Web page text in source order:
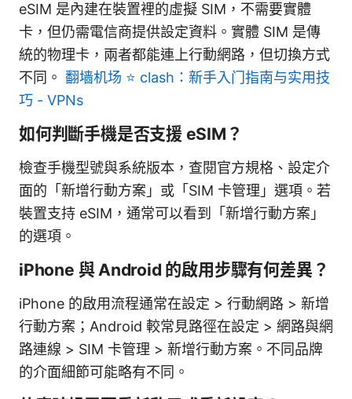
eSIM 是內建在裝置裡的虛擬 SIM，不需要實體
卡，但仍需電信商提供設定資料。實體 SIM 是傳
統的物理卡，兩者都能連上行動網路，但切換方式
不同。 翻墙机场 ⭐ clash：新手入门指南与实用技
巧 - VPNs
如何判斷手機是否支援 eSIM？
檢查手機型號與系統版本，查閱官方規格、設定介
面的「新增行動方案」或「SIM 卡管理」選項。若
裝置支持 eSIM，通常可以看到「新增行動方案」
的選項。
iPhone 與 Android 的啟用步驟有何差異？
iPhone 的啟用流程通常在設定 > 行動網路 > 新增
行動方案；Android 較常見路徑在設定 > 網路與網
路連線 > SIM 卡管理 > 新增行動方案。不同品牌
的介面細節可能略有不同。